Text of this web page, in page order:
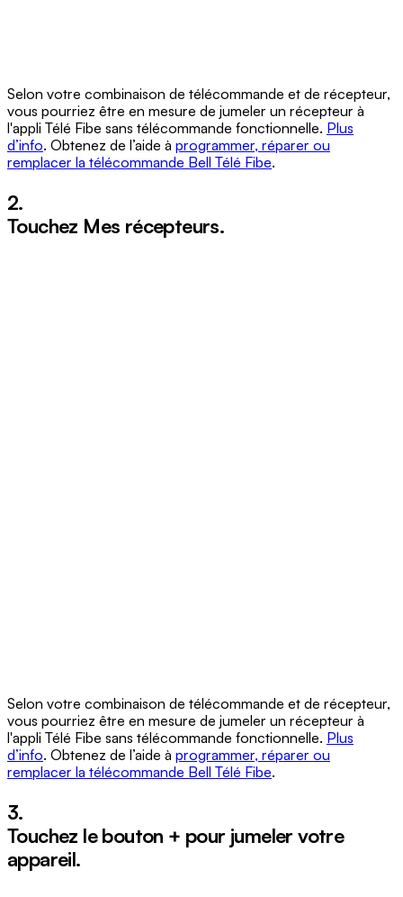
Selon votre combinaison de télécommande et de récepteur,
vous pourriez être en mesure de jumeler un récepteur à
l'appli Télé Fibe sans télécommande fonctionnelle. Plus
d’info. Obtenez de l’aide à programmer, réparer ou
remplacer la télécommande Bell Télé Fibe.
2.
Touchez Mes récepteurs.
Selon votre combinaison de télécommande et de récepteur,
vous pourriez être en mesure de jumeler un récepteur à
l'appli Télé Fibe sans télécommande fonctionnelle. Plus
d’info. Obtenez de l’aide à programmer, réparer ou
remplacer la télécommande Bell Télé Fibe.
3.
Touchez le bouton + pour jumeler votre
appareil.